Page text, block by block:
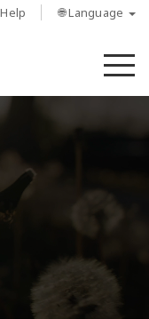
Help 🌐 Language